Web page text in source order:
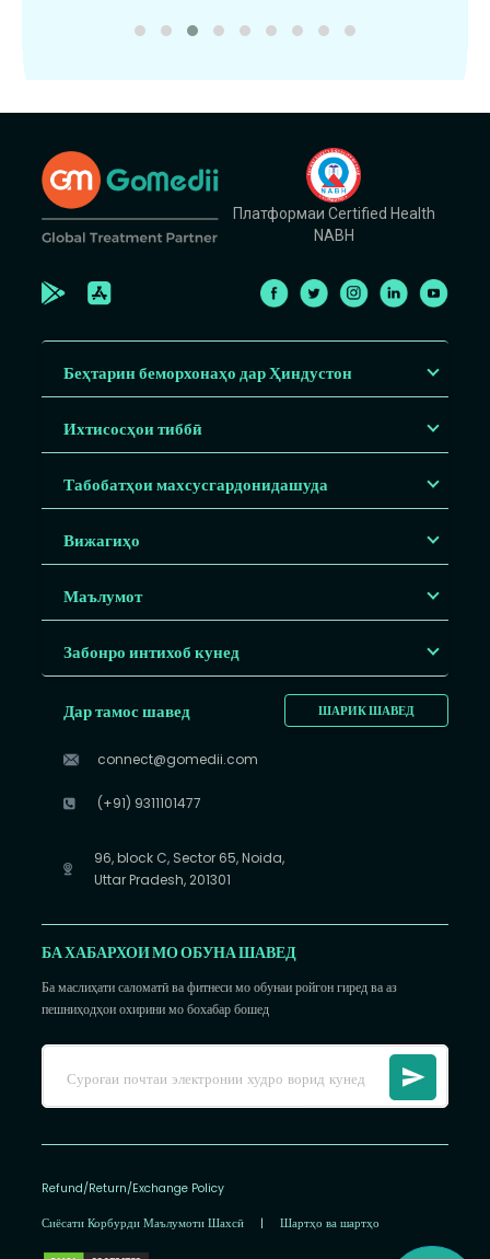
Платформаи Certified Health
NABH
Беҳтарин беморхонаҳо дар Ҳиндустон
Ихтисосҳои тиббӣ
Табобатҳои махсусгардонидашуда
Вижагиҳо
Маълумот
Забонро интихоб кунед
ШАРИК ШАВЕД
Дар тамос шавед
connect@gomedii.com
(+91) 9311101477
96, block C, Sector 65, Noida,
Uttar Pradesh, 201301
БА ХАБАРХОИ МО ОБУНА ШАВЕД
Ба маслиҳати саломатӣ ва фитнеси мо обунаи ройгон гиред ва аз
пешниҳодҳои охирини мо бохабар бошед
Refund/Return/Exchange Policy
Сиёсати Корбурди Маълумоти Шахсӣ | Шартҳо ва шартҳо